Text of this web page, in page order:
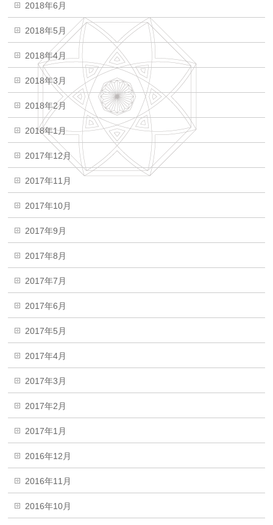
2018年6月
2018年5月
2018年4月
2018年3月
2018年2月
2018年1月
2017年12月
2017年11月
2017年10月
2017年9月
2017年8月
2017年7月
2017年6月
2017年5月
2017年4月
2017年3月
2017年2月
2017年1月
2016年12月
2016年11月
2016年10月